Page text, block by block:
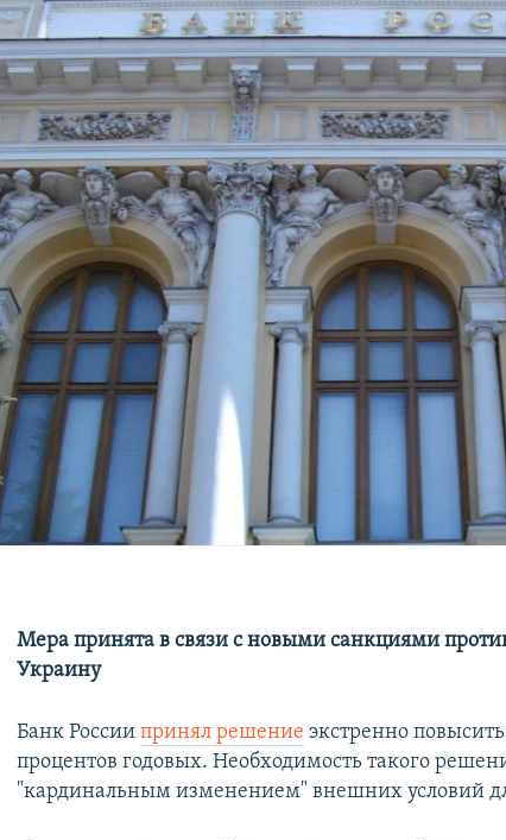
Мера принята в связи с новыми санкциями
Украину
Банк Россиипринял решение экстренно
процентов годовых. Необходимость такого
"кардинальным изменением" внешних условий